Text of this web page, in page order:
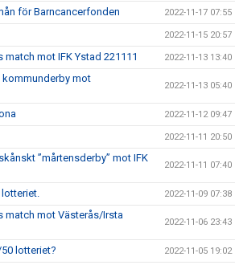
för Barncancerfonden 2022-11-17 07:55
2022-11-15 20:57
mot IFK Ystad 221111 2022-11-13 13:40
kommunderby mot
2022-11-13 05:40
2022-11-12 09:47
2022-11-11 20:50
”mårtensderby” mot IFK
2022-11-11 07:40
lotteriet. 2022-11-09 07:38
match mot Västerås/Irsta
2022-11-06 23:43
lotteriet? 2022-11-05 19:02